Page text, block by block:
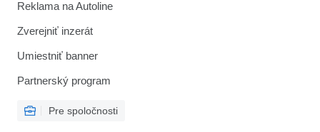
Reklama na Autoline
Zverejniť inzerát
Umiestniť banner
Partnerský program
Pre spoločnosti